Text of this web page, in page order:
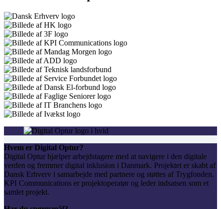
Hvem er Digital Optur?
Digital Optur hjælper arbejdstagere med at navigere i den digitale
verden og fremmer digital inklusion i Danmark. Projektet er skabt af
Dansk Erhverv i samarbejde med partnere og støttes af Trygfonden.
KPI Communications er projektoperatør og leder indsatsen som et
samlet projekt.